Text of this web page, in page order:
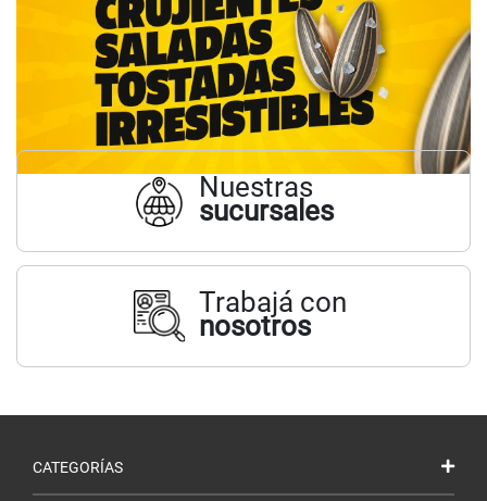
Nuestras
sucursales
Trabajá con
nosotros
CATEGORÍAS